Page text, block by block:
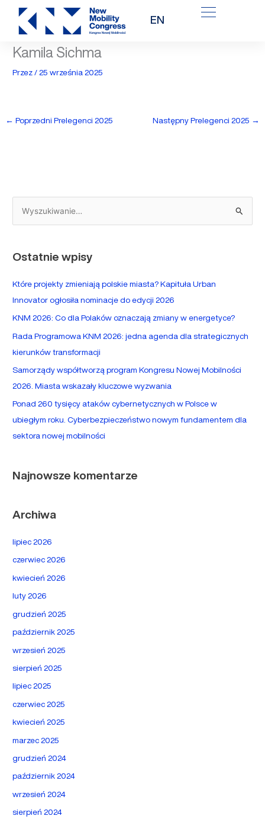
Przejdź
treści
EN
Kamila Sichma
Przez/25 września 2025
← Poprzedni Prelegenci 2025 Następny Prelegenci 2025 →
z
k
l
a
:
Ostatnie wpisy
Które projekty zmieniają polskie miasta? Kapituła Urban
Innovator ogłosiła nominacje do edycji 2026
KNM 2026: Co dla Polaków oznaczają zmiany w energetyce?
Rada Programowa KNM 2026: jedna agenda dla strategicznych
kierunków transformacji
Samorządy współtworzą program Kongresu Nowej Mobilności
2026. Miasta wskazały kluczowe wyzwania
Ponad 260 tysięcy ataków cybernetycznych w Polsce w
ubiegłym roku. Cyberbezpieczeństwo nowym fundamentem dla
sektora nowej mobilności
Najnowsze komentarze
Archiwa
lipiec 2026
czerwiec 2026
kwiecień 2026
luty 2026
grudzień 2025
październik 2025
wrzesień 2025
sierpień 2025
lipiec 2025
czerwiec 2025
kwiecień 2025
marzec 2025
grudzień 2024
październik 2024
wrzesień 2024
sierpień 2024